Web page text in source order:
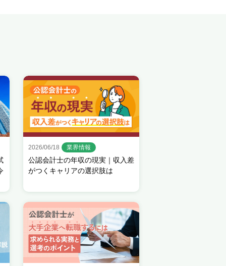
2026/06/18 業界情報
公認会計士の年収の現実｜収入差
がつくキャリアの選択肢は